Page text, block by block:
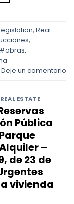
, Real
,
#obras,
Deje un comentario
REAL ESTATE
Pública
–
de 23 de
vivienda